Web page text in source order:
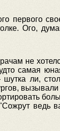
первого
Ого,
не
самая
ли,
ведь